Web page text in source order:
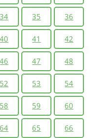
34 35 36
40 41 42
46 47 48
52 53 54
58 59 60
64 65 66